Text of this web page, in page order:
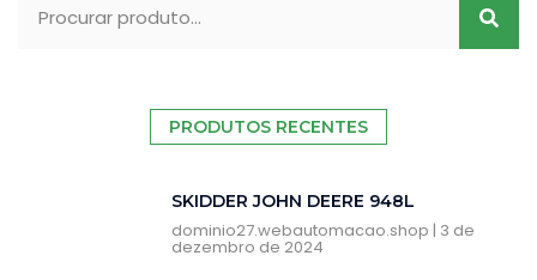
PRODUTOS RECENTES
SKIDDER JOHN DEERE 948L
dominio27.webautomacao.shop 3 de
dezembro de 2024